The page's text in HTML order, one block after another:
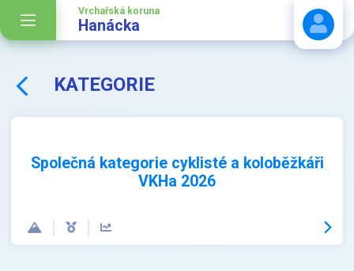
Vrchařská koruna
Hanácka
KATEGORIE
Společná kategorie cyklisté a koloběžkáři
VKHa 2026